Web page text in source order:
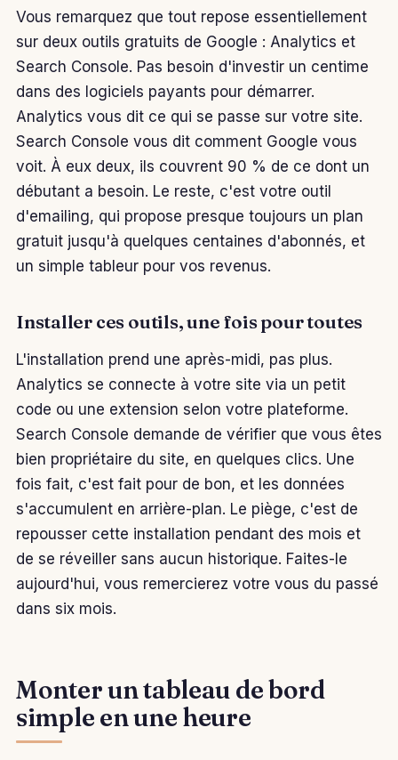
Vous remarquez que tout repose essentiellement
sur deux outils gratuits de Google : Analytics et
Search Console. Pas besoin d'investir un centime
dans des logiciels payants pour démarrer.
Analytics vous dit ce qui se passe sur votre site.
Search Console vous dit comment Google vous
voit. À eux deux, ils couvrent 90 % de ce dont un
débutant a besoin. Le reste, c'est votre outil
d'emailing, qui propose presque toujours un plan
gratuit jusqu'à quelques centaines d'abonnés, et
un simple tableur pour vos revenus.
Installer ces outils, une fois pour toutes
L'installation prend une après-midi, pas plus.
Analytics se connecte à votre site via un petit
code ou une extension selon votre plateforme.
Search Console demande de vérifier que vous êtes
bien propriétaire du site, en quelques clics. Une
fois fait, c'est fait pour de bon, et les données
s'accumulent en arrière-plan. Le piège, c'est de
repousser cette installation pendant des mois et
de se réveiller sans aucun historique. Faites-le
aujourd'hui, vous remercierez votre vous du passé
dans six mois.
Monter un tableau de bord
simple en une heure